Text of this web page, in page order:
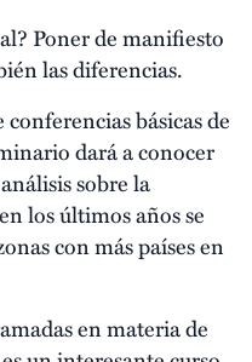
Poner de manifiesto
las diferencias.
básicas de
dará a conocer
sobre la
los últimos años se
con más países en
en materia de